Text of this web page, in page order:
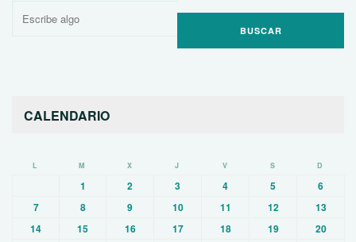
Buscar
CALENDARIO
L M X J V S D
1 2 3 4 5
6
7
8 9 10 11 12
13
14
15 16 17 18 19
20